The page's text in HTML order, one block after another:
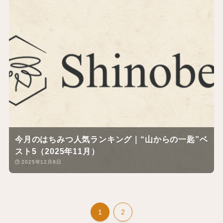
今月のはちみつ人気ランキング｜“山からの一匙”ベ
スト5（2025年11月）
2025年12月8日
1 2